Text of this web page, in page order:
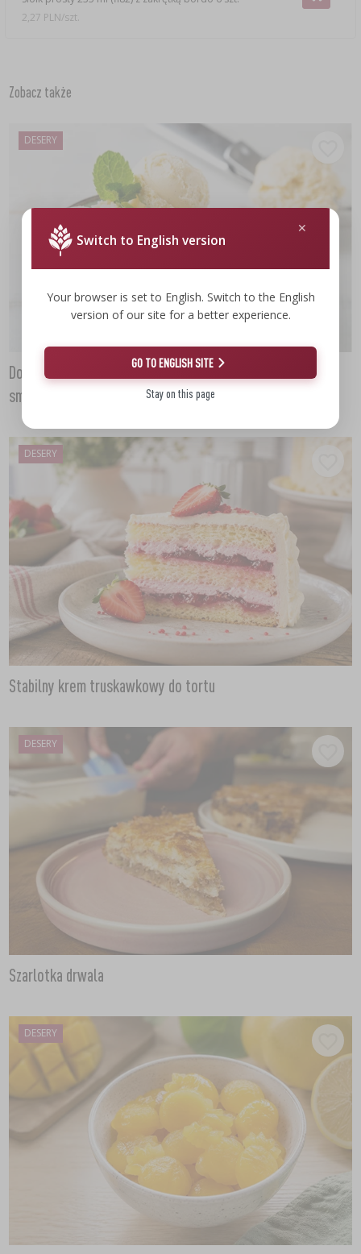
2,27 PLN/szt.
Zobacz także
DESERY
Domowe lody śmietankowe - prosty przepis na klasyczny
smak lata
DESERY
Stabilny krem truskawkowy do tortu
DESERY
Szarlotka drwala
DESERY
Switch to English version
Your browser is set to English. Switch to the English
version of our site for a better experience.
GO TO ENGLISH SITE
Stay on this page